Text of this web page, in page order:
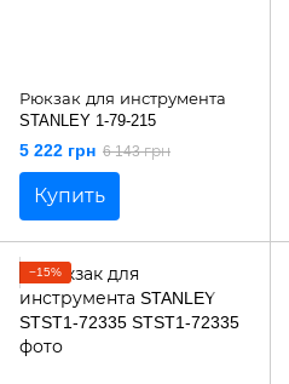
Рюкзак для инструмента
STANLEY 1-79-215
5 222 грн 6 143 грн
Купить
−15%